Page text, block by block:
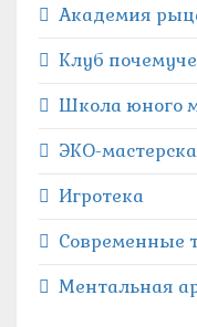
Академия
Клуб
Школа юного
ЭКО-
Игротека
Современные
Ментальная